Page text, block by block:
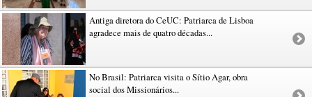
Antiga diretora do CeUC: Patriarca de Lisboa
agradece mais de quatro décadas...
No Brasil: Patriarca visita o Sítio Agar, obra
social dos Missionários...